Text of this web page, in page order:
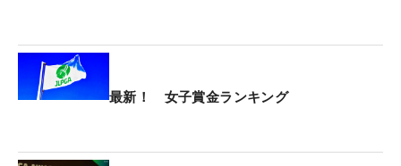
最新！ 女子賞金ランキング